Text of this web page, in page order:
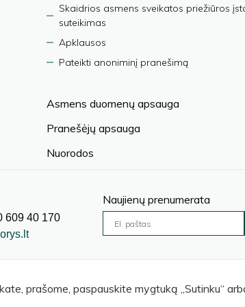
Skaidrios asmens sveikatos priežiūros
suteikimas
Apklausos
Pateikti anoniminį pranešimą
Asmens duomenų apsauga
Pranešėjų apsauga
Nuorodos
609 40 170
Naujienų prenumerata
prašome, paspauskite mygtuką „Sutinku“